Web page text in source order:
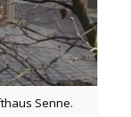
Senne.